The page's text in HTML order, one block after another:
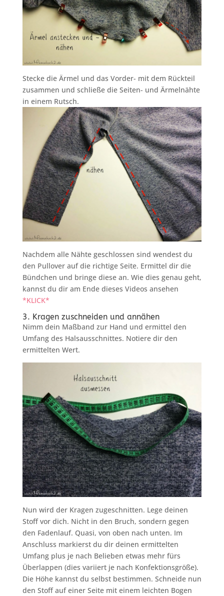
Stecke die Ärmel und das Vorder- mit dem Rückteil
zusammen und schließe die Seiten- und Ärmelnähte
in einem Rutsch.
Nachdem alle Nähte geschlossen sind wendest du
den Pullover auf die richtige Seite. Ermittel dir die
Bündchen und bringe diese an. Wie dies genau geht,
kannst du dir am Ende dieses Videos ansehen
*KLICK*
3. Kragen zuschneiden und annähen
Nimm dein Maßband zur Hand und ermittel den
Umfang des Halsausschnittes. Notiere dir den
ermittelten Wert.
Nun wird der Kragen zugeschnitten. Lege deinen
Stoff vor dich. Nicht in den Bruch, sondern gegen
den Fadenlauf. Quasi, von oben nach unten. Im
Anschluss markierst du dir deinen ermittelten
Umfang plus je nach Belieben etwas mehr fürs
Überlappen (dies variiert je nach Konfektionsgröße).
Die Höhe kannst du selbst bestimmen. Schneide nun
den Stoff auf einer Seite mit einem leichten Bogen